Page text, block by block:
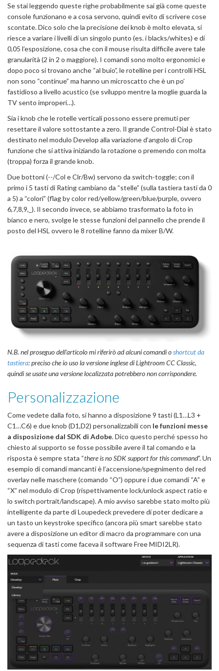
Se stai leggendo queste righe probabilmente sai già come queste
console funzionano e a cosa servono, quindi evito di scrivere cose
scontate. Dico solo che la precisione dei knob è molto elevata, si
riesce a variare i livelli di un singolo punto (es. i blacks/whites) e di
0,05 l’esposizione, cosa che con il mouse risulta difficile avere tale
granularità (2 in 2 o maggiore). I comandi sono molto ergonomici e
dopo poco si trovano anche “al buio”, le rotelline per i controlli HSL
non sono “continue” ma hanno un microscatto che è un po’
fastidioso a livello acustico (se sviluppo mentre la moglie guarda la
TV sento improperi…).
Sia i knob che le rotelle verticali possono essere premuti per
resettare il valore sottostante a zero. Il grande Control-Dial è stato
destinato nel modulo Develop alla variazione d’angolo di Crop
funzione che si attiva iniziando la rotazione o premendo con molta
(troppa) forza il grande knob.
Due bottoni (--/Col e Clr/Bw) servono da switch-toggle; con il
primo i 5 tasti di Rating cambiano da “stelle” (sulla tastiera tasti da 0
a 5) a “colori” (flag by color red/yellow/green/blue/purple, ovvero
6,7,8,9,_). Il secondo invece, se abbiamo trasformato la foto in
bianco e nero, svolge le stesse funzioni del pannello che prende il
posto del HSL ovvero le 8 rotelline fanno da mixer B/W.
N.B. nel proseguo dell’articolo mi riferirò ad alcuni comandi oshortcut da
tastiera: preciso che io uso la versione inglese di Lightroom CC Classic,
quindi se usate una versione localizzata potrebbero non corrispondere.
Personalizzazione
Come vedete dalla foto, si hanno a disposizione 9 tasti (L1…L3 +
C1…C6) e due knob (D1,D2) personalizzabili con le funzioni messe
a disposizione dal SDK di Adobe. Dico questo perché spesso ho
chiesto al supporto se fosse possibile avere il tal comando e la
risposta è sempre stata “there is no SDK support for this command”. Un
esempio di comandi mancanti è l’accensione/spegnimento del red
overlay nelle maschere (comando “O”) oppure i due comandi “A” e
“X” nel modulo di Crop (rispettivamente lock/unlock aspect ratio e
lo switch portrait/landscape). A mio avviso sarebbe stato molto più
intelligente da parte di Loupedeck prevedere di poter dedicare a
un tasto un keystroke specifico (ancora più smart sarebbe stato
avere a disposizione un editor di macro da programmare con una
sequenza di tasti come faceva il software Free MIDI2LR).